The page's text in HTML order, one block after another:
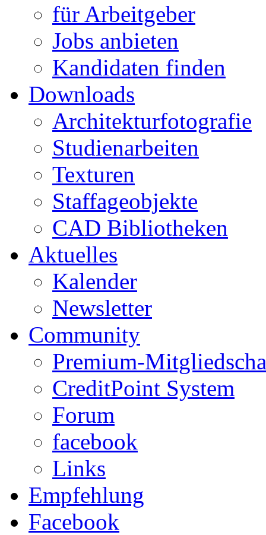
für Arbeitgeber
Jobs anbieten
Kandidaten finden
Downloads
Architekturfotografie
Studienarbeiten
Texturen
Staffageobjekte
CAD Bibliotheken
Aktuelles
Kalender
Newsletter
Community
Premium-
CreditPoint System
Forum
facebook
Links
Empfehlung
Facebook